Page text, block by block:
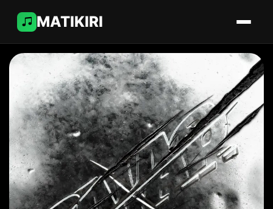
MATIKIRI